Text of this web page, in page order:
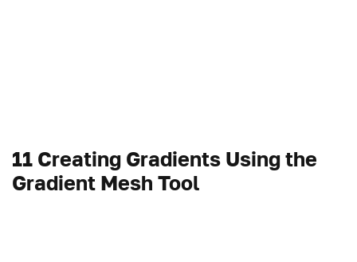
11 Creating Gradients Using the
Gradient Mesh Tool